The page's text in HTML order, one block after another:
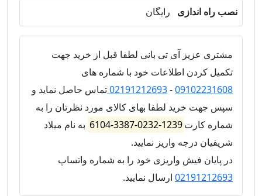
نصب راه اندازی رایگان
مشتری عزیز آی تی بانی لطفا قبل از خرید جهت
تکمیل کردن اطلاعات خود با شماره های
09102231608
-
02191212693تماس حاصل نماید و
سپس جهت خرید لطفا بهای کالای مورد نظرتان را به
شماره کارت1239-0232-3387-6104
به نام میلاد
شریفیان درجه واریز نمایید.
در پایان فیش واریزی خود را به شماره واتساپ
02191212693 ارسال نمایید.